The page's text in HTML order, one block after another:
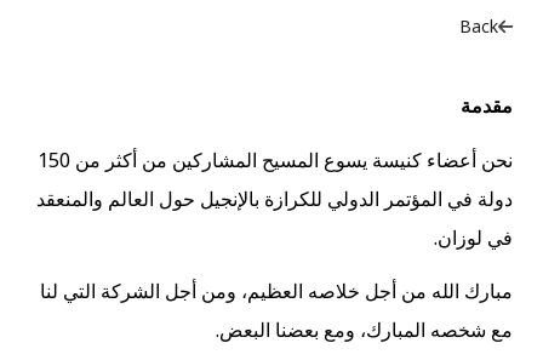
Back
مقدمة
نحن أعضاء كنيسة يسوع المسيح المشاركين من أكثر من 150
دولة في المؤتمر الدولي للكرازة بالإنجيل حول العالم والمنعقد
في لوزان.
مبارك الله من أجل خلاصه العظيم، ومن أجل الشركة التي لنا
مع شخصه المبارك، ومع بعضنا البعض.